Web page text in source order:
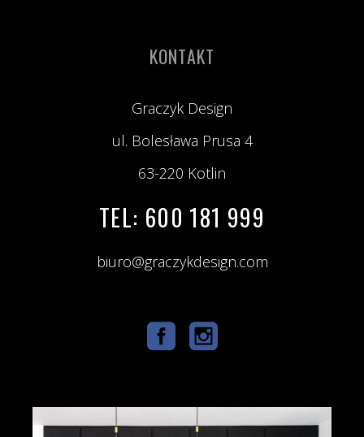
KONTAKT
Graczyk Design
ul. Bolesława Prusa 4
63-220 Kotlin
TEL: 600 181 999
biuro@graczykdesign.com